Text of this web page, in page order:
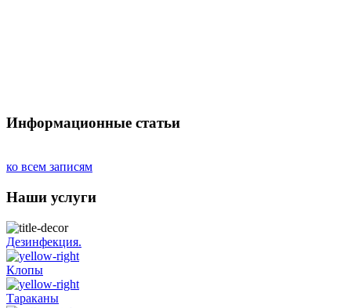
Информационные статьи
ко всем записям
Наши услуги
Дезинфекция.
Клопы
Тараканы